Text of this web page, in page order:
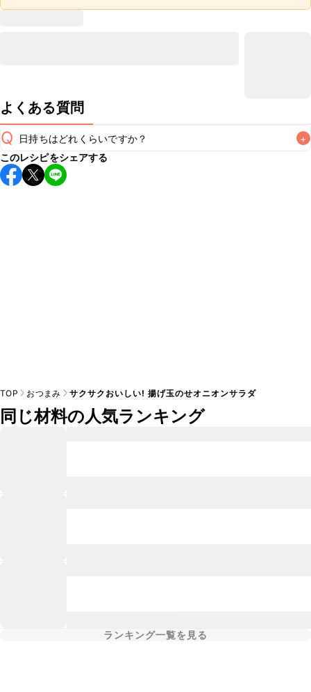
よくある質問
Q 日持ちはどれくらいですか？ +
保存期間は冷蔵で当日中が目安です。なるべくお早めにお召
し上がりください。
このレシピをシェアする
TOP おつまみ サクサクおいしい! 揚げ玉のせオニオンサラダ
同じ材料の人気ランキング
ランキング一覧を見る